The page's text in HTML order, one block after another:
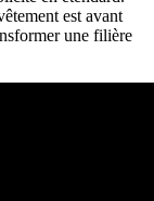
est avant
une filière